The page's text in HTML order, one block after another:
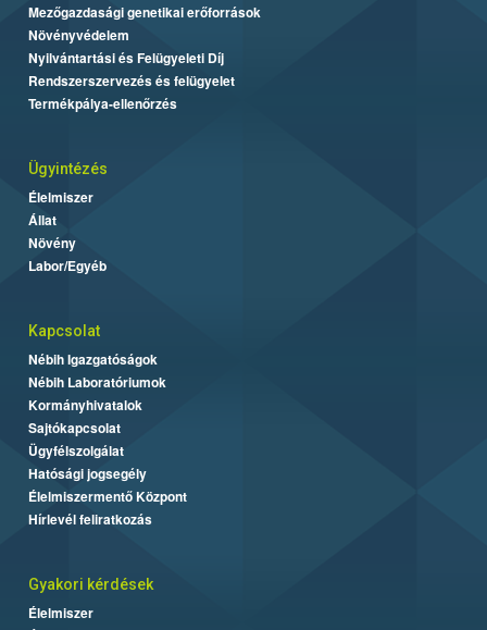
Mezőgazdasági genetikai erőforrások
Növényvédelem
Nyilvántartási és Felügyeleti Díj
Rendszerszervezés és felügyelet
Termékpálya-ellenőrzés
Ügyintézés
Élelmiszer
Állat
Növény
Labor/Egyéb
Kapcsolat
Nébih Igazgatóságok
Nébih Laboratóriumok
Kormányhivatalok
Sajtókapcsolat
Ügyfélszolgálat
Hatósági jogsegély
Élelmiszermentő Központ
Hírlevél feliratkozás
Gyakori kérdések
Élelmiszer